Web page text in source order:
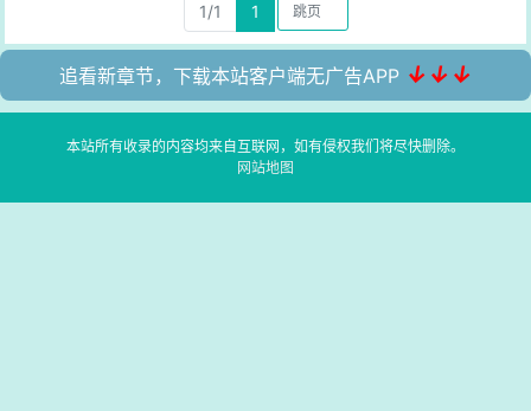
1/1 1
追看新章节，下载本站客户端无广告APP ↓↓↓
本站所有收录的内容均来自互联网，如有侵权我们将尽快删除。
网站地图